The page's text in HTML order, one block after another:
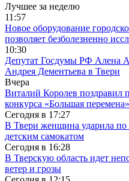
Лучшее за неделю
11:57
Новое оборудование
позволяет безболезненно
10:30
Депутат Госдумы РФ Алена
Андрея Дементьева в Твери
Вчера
Виталий Королев поздравил
конкурса «Большая
Сегодня в 17:27
В Твери женщина ударила
детским самокатом
Сегодня в 16:28
В Тверскую область идет
ветер и грозы